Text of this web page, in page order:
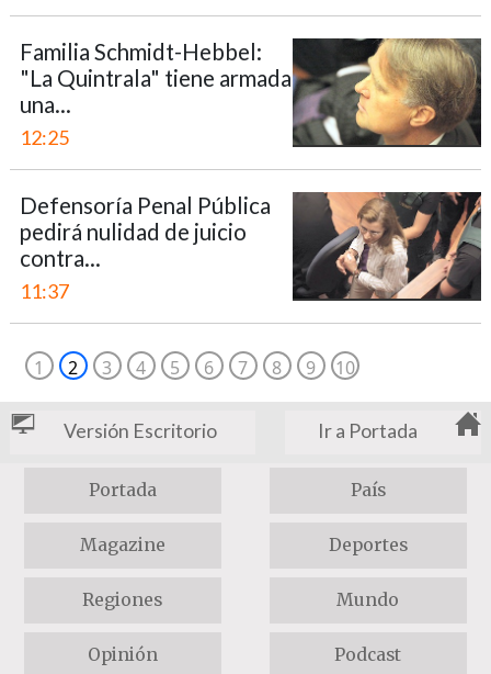
Familia Schmidt-Hebbel:
"La Quintrala" tiene armada
una...
12:25
Defensoría Penal Pública
pedirá nulidad de juicio
contra...
11:37
1 2 3 4 5 6 7 8 9 10
Versión Escritorio Ir a Portada
Portada País
Magazine Deportes
Regiones Mundo
Opinión Podcast